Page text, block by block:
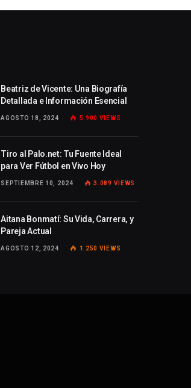
Beatriz de Vicente: Una Biografía
Detallada e Información Esencial
AGOSTO 18, 2024 5.900 VIEWS
Tiro al Palo.net: Tu Fuente Ideal
para Ver Fútbol en Vivo Hoy
SEPTIEMBRE 10, 2024 3.089 VIEWS
Aitana Bonmatí: Su Vida, Carrera, y
Pareja Actual
AGOSTO 12, 2024 1.250 VIEWS